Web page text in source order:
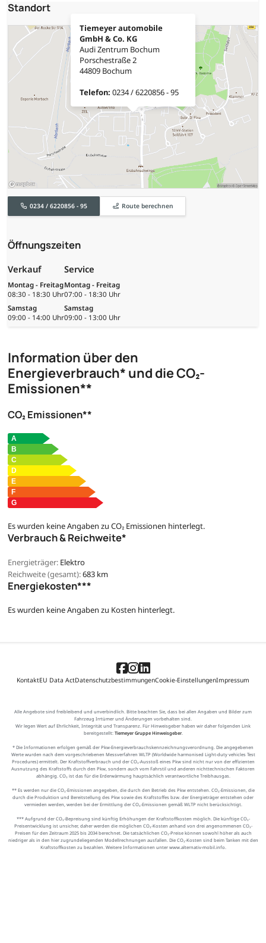
Standort
Tiemeyer automobile
GmbH & Co. KG
Audi Zentrum Bochum
Porschestraße 2
44809 Bochum
Telefon: 0234 / 6220856 - 95
0234 / 6220856 - 95 Route berechnen
Öffnungszeiten
Verkauf
Montag - Freitag
08:30 - 18:30 Uhr
Samstag
09:00 - 14:00 Uhr
Service
Montag - Freitag
07:00 - 18:30 Uhr
Samstag
09:00 - 13:00 Uhr
Information über den
Energieverbrauch* und die CO₂-
Emissionen**
CO₂ Emissionen**
Es wurden keine Angaben zu CO₂ Emissionen hinterlegt.
Verbrauch & Reichweite*
Energieträger: Elektro
Reichweite (gesamt):683 km
Energiekosten***
Es wurden keine Angaben zu Kosten hinterlegt.
KontaktEU Data ActDatenschutzbestimmungenCookie-EinstellungenImpressum
Alle Angebote sind freibleibend und unverbindlich. Bitte beachten Sie, dass bei allen Angaben und Bilder zum
Fahrzeug Irrtümer und Änderungen vorbehalten sind.
Wir legen Wert auf Ehrlichkeit, Integrität und Transparenz. Für Hinweisgeber haben wir daher folgenden Link
bereitgestellt: Tiemeyer Gruppe Hinweisgeber.
* Die Informationen erfolgen gemäß der Pkw-Energieverbrauchskennzeichnungsverordnung. Die angegebenen
Werte wurden nach dem vorgeschriebenen Messverfahren WLTP (Worldwide harmonised Light-duty vehicles Test
Procedures) ermittelt. Der Kraftstoffverbrauch und der CO₂-Ausstoß eines Pkw sind nicht nur von der effizienten
Ausnutzung des Kraftstoffs durch den Pkw, sondern auch vom Fahrstil und anderen nichttechnischen Faktoren
abhängig. CO₂ ist das für die Erderwärmung hauptsächlich verantwortliche Treibhausgas.
** Es werden nur die CO₂-Emissionen angegeben, die durch den Betrieb des Pkw entstehen. CO₂-Emissionen, die
durch die Produktion und Bereitstellung des Pkw sowie des Kraftstoffes bzw. der Energieträger entstehen oder
vermieden werden, werden bei der Ermittlung der CO₂-Emissionen gemäß WLTP nicht berücksichtigt.
*** Aufgrund der CO₂-Bepreisung sind künftig Erhöhungen der Kraftstoffkosten möglich. Die künftige CO₂-
Preisentwicklung ist unsicher, daher werden die möglichen CO₂-Kosten anhand von drei angenommenen CO₂-
Preisen für den Zeitraum 2025 bis 2034 berechnet. Die tatsächlichen CO₂-Preise können sowohl höher als auch
niedriger als in den hier zugrundeliegenden Modellrechnungen ausfallen. Die CO₂-Kosten sind beim Tanken mit den
Kraftstoffkosten zu bezahlen. Weitere Informationen unter www.alternativ-mobil.info.